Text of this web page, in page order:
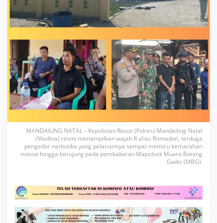
MANDAILING NATAL – Kepolisian Resor (Polres) Mandailing Natal
(Madina) resmi menampilkan wajah R alias Romadon, terduga
pengedar narkotika yang pelariannya sempat memicu kemarahan
massa hingga berujung pada pembakaran Mapolsek Muara Batang
Gadis (MBG).